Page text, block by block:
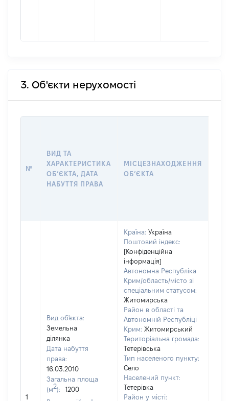
3. Об'єкти нерухомості
№
ВИД ТА
ХАРАКТЕРИСТИКА
ОБʼЄКТА, ДАТА
НАБУТТЯ ПРАВА
МІСЦЕЗНАХОДЖЕННЯ
ОБʼЄКТА
1
Вид об'єкта:
Земельна
ділянка
Дата набуття
права:
16.03.2010
Загальна площа
(м2):
1200
Країна: Україна
Поштовий індекс:
[Конфіденційна
інформація]
Автономна Республіка
Крим/область/місто зі
спеціальним статусом:
Житомирська
Район в області та
Автономній Республіці
Крим: Житомирський
Територіальна громада:
Тетерівська
Тип населеного пункту:
Село
Населений пункт:
Тетерівка
Район у місті: